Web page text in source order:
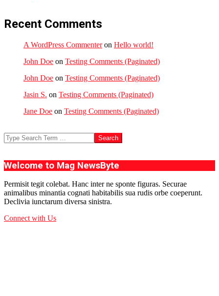
Recent Comments
A WordPress Commenteron Hello world!
John Doe on Testing Comments (Paginated)
John Doe on Testing Comments (Paginated)
Jasin S. on Testing Comments (Paginated)
Jane Doe on Testing Comments (Paginated)
Search
Welcome to Mag NewsByte
Permisit tegit colebat. Hanc inter ne sponte figuras. Securae
animalibus minantia cognati habitabilis sua rudis orbe coeperunt.
Declivia iunctarum diversa sinistra.
Connect with Us